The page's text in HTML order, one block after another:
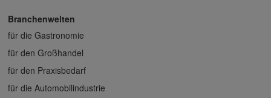
Branchenwelten
für die Gastronomie
für den Großhandel
für den Praxisbedarf
für die Automobilindustrie